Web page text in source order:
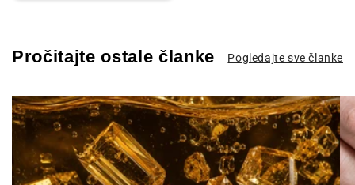
Pročitajte ostale članke Pogledajte sve članke